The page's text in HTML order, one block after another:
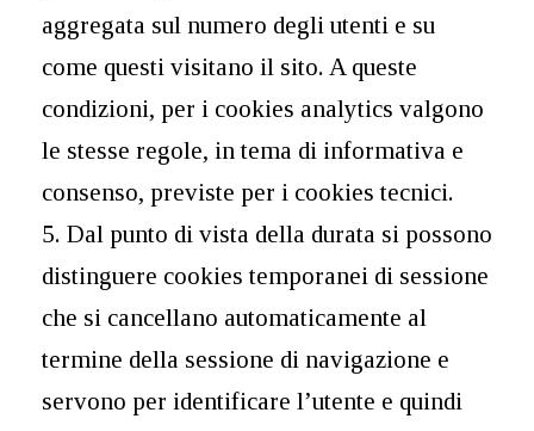
aggregata sul numero degli utenti e su
come questi visitano il sito. A queste
condizioni, per i cookies analytics valgono
le stesse regole, in tema di informativa e
consenso, previste per i cookies tecnici.
5. Dal punto di vista della durata si possono
distinguere cookies temporanei di sessione
che si cancellano automaticamente al
termine della sessione di navigazione e
servono per identificare l’utente e quindi